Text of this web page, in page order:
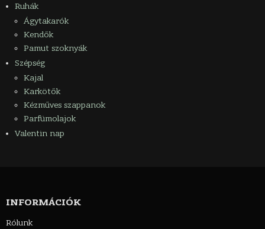
Ruhák
Ágytakarók
Kendők
Pamut szoknyák
Szépség
Kajal
Karkötők
Kézműves szappanok
Parfümolajok
Valentin nap
INFORMÁCIÓK
Rólunk